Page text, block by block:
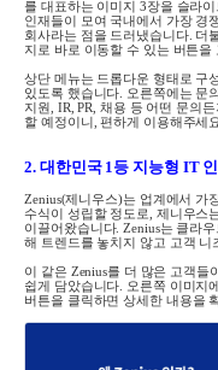
를 대표하는 이미지3장을슬라이
인재들이 모여 국내에서 가장 경
회사라는 점을 드러냈습니다. 더
지로 바로 이동할 수 있는 버튼
상단 메뉴는 드롭다운 형태로 구
있도록 했습니다 오른쪽에는 문
지원 , IR, PR, 채용 등 어떤 문의
할 예정이니 ,편하게 이용해주세
2. 대한민국 1 등 지능형 IT
Zenius(제니우스)는 업계에서 가
수식이 성립할 정도로
제니우스
이끌어왔습니다. Zenius는 클라우
해 트렌드를 놓치지 않고 고객
이 같은 Zenius를 더 많은 고객들
쉽게 담았습니다 오른쪽 이미지
버튼을 클릭하면 상세한 내용을